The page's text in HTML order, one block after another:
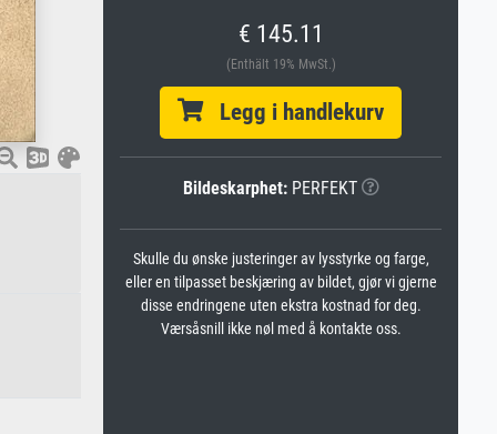
€ 145.11
(Enthält 19% MwSt.)
Legg i handlekurv
Bildeskarphet:PERFEKT
Skulle du ønske justeringer av lysstyrke og farge,
eller en tilpasset beskjæring av bildet, gjør vi gjerne
disse endringene uten ekstra kostnad for deg.
Værsåsnill ikke nøl med å kontakte oss.